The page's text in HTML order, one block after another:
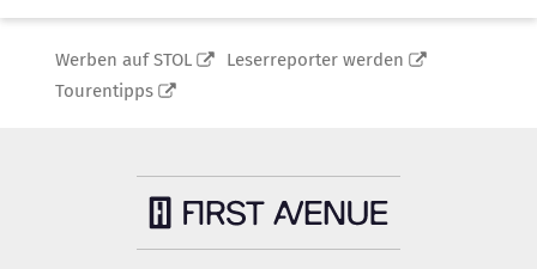
Werben auf STOL
Leserreporter werden
Tourentipps